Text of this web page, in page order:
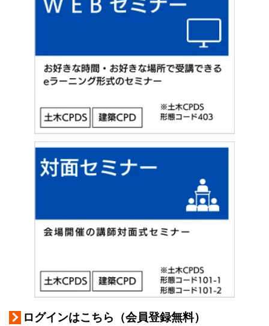
ログインはこちら（会員登録無料）